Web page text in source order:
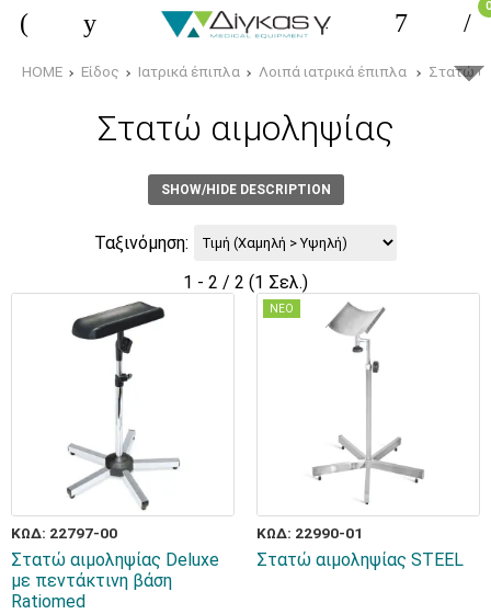
0
HOME Είδος Ιατρικά έπιπλα Λοιπά ιατρικά έπιπλα Στατώ
Στατώ αιμοληψίας
SHOW/HIDE DESCRIPTION
Ταξινόμηση:
1 - 2 / 2 (1 Σελ.)
ΚΩΔ: 22797-00
Στατώ αιμοληψίας Deluxe
με πεντάκτινη βάση
Ratiomed
ΝΕΟ
ΚΩΔ: 22990-01
Στατώ αιμοληψίας STEEL